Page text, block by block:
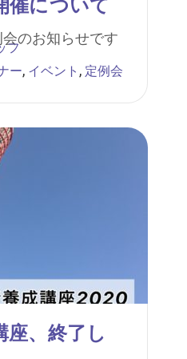
催について
のお知らせです
フ
ー, イベント , 定例会
座、終了し